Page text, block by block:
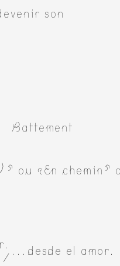
son
Battement
ou «En chemin»
/
...desde el amor.